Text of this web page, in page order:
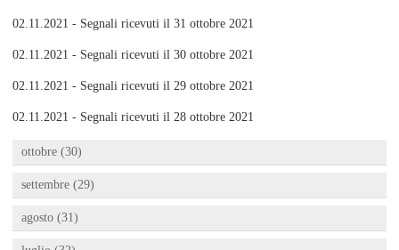
02.11.2021 - Segnali ricevuti il 31 ottobre 2021
02.11.2021 - Segnali ricevuti il 30 ottobre 2021
02.11.2021 - Segnali ricevuti il 29 ottobre 2021
02.11.2021 - Segnali ricevuti il 28 ottobre 2021
ottobre (30)
settembre (29)
agosto (31)